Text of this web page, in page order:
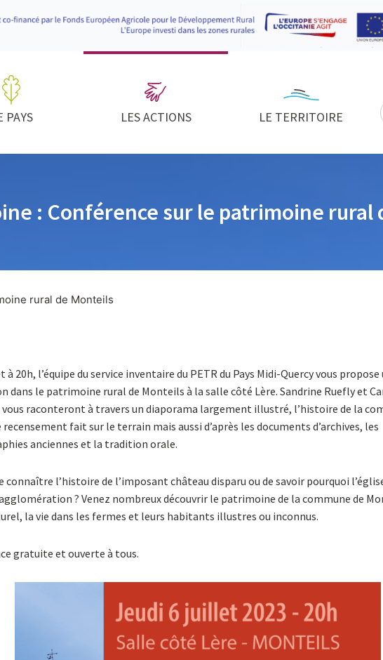
PAYS LES ACTIONS LE TERRITOIRE
: Conférence sur le patrimoine rural
rural de Monteils
à 20h, l’équipe du service inventaire du PETR du Pays Midi-Quercy vous propose
dans le patrimoine rural de Monteils à la salle côté Lère. Sandrine Ruefly et
raconteront à travers un diaporama largement illustré, l’histoire de la
recensement fait sur le terrain mais aussi d’après les documents d’archives, les
anciennes et la tradition orale.
connaître l’histoire de l’imposant château disparu ou de savoir pourquoi
? Venez nombreux découvrir le patrimoine de la commune de
la vie dans les fermes et leurs habitants illustres ou inconnus.
gratuite et ouverte à tous.